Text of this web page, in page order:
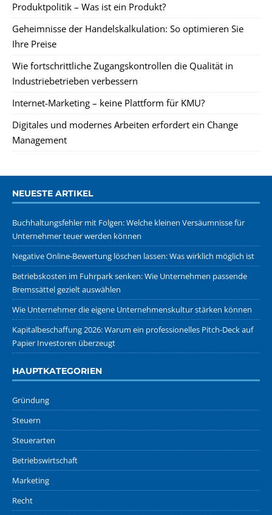
Produktpolitik – Was ist ein Produkt?
Geheimnisse der Handelskalkulation: So optimieren Sie
Ihre Preise
Wie fortschrittliche Zugangskontrollen die Qualität in
Industriebetrieben verbessern
Internet-Marketing – keine Plattform für KMU?
Digitales und modernes Arbeiten erfordert ein Change
Management
NEUESTE ARTIKEL
Buchhaltungsfehler mit Folgen: Welche kleinen Versäumnisse für
Unternehmer teuer werden können
Negative Online-Bewertung löschen lassen: Was wirklich möglich ist
Betriebskosten im Fuhrpark senken: Wie Unternehmen passende
Bremssättel gezielt auswählen
Wie Unternehmer die eigene Unternehmenskultur stärken können
Kapitalbeschaffung 2026: Warum ein professionelles Pitch-Deck auf
Papier Investoren überzeugt
HAUPTKATEGORIEN
Gründung
Steuern
Steuerarten
Betriebswirtschaft
Marketing
Recht